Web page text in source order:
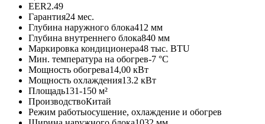
EER2.49
Гарантия24 мес.
Глубина наружного блока412 мм
Глубина внутреннего блока840 мм
Маркировка кондиционера48 тыс. BTU
Мин. температура на обогрев-7 °C
Мощность обогрева14,00 кВт
Мощность охлаждения13.2 кВт
Площадь131-150 м²
ПроизводствоКитай
Режим работыосушение, охлаждение и обогрев